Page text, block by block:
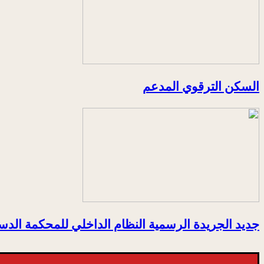
السكن الترقوي المدعم
جديد الجريدة الرسمية النظام الداخلي للمحكمة